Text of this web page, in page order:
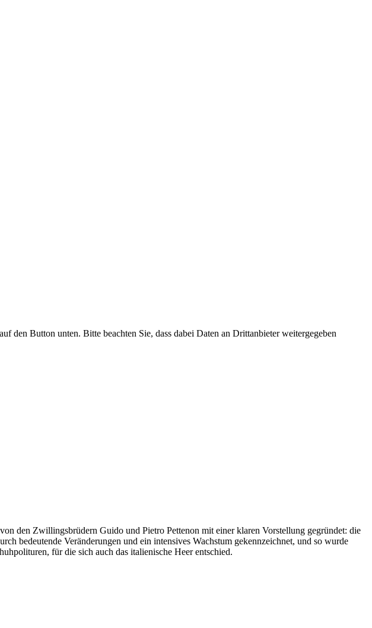
den Button unten. Bitte beachten Sie, dass dabei Daten an Drittanbieter weitergegeben
den Zwillingsbrüdern Guido und Pietro Pettenon mit einer klaren Vorstellung gegründet: die
bedeutende Veränderungen und ein intensives Wachstum gekennzeichnet, und so wurde
für die sich auch das italienische Heer entschied.